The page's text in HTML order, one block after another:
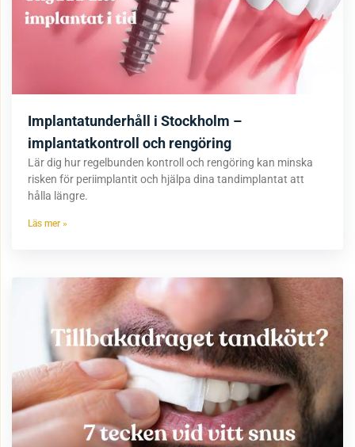
Implantatunderhåll i Stockholm –
implantatkontroll och rengöring
Lär dig hur regelbunden kontroll och rengöring kan minska
risken för periimplantit och hjälpa dina tandimplantat att
hålla längre.
Läs mer »